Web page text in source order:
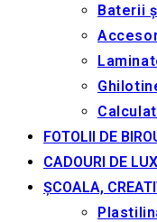
Baterii
FOTOLII DE
CADOURI DE LUX
ȘCOALA,